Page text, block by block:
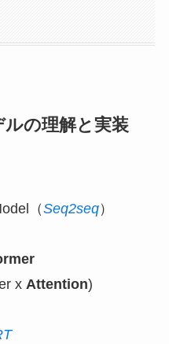
の理解と実装
（Seq2seq）
x Attention)